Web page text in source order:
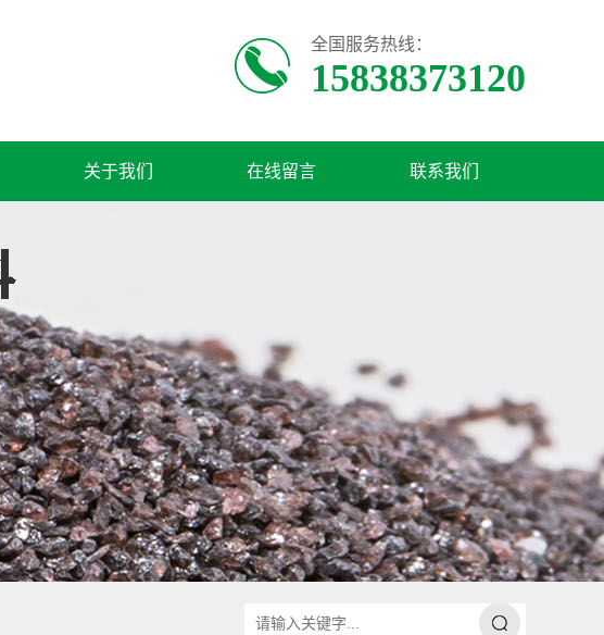
全国服务热线：
15838373120
关于我们 在线留言 联系我们